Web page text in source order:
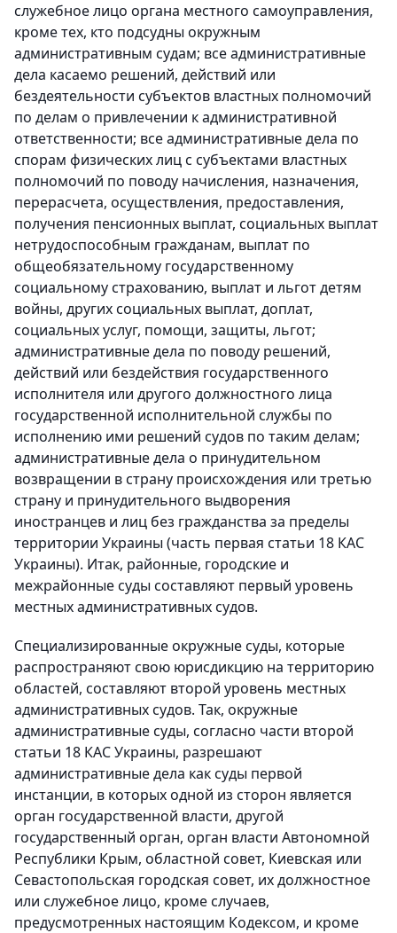
служебное лицо органа местного самоуправления,
кроме тех, кто подсудны окружным
административным судам; все административные
дела касаемо решений, действий или
бездеятельности субъектов властных полномочий
по делам о привлечении к административной
ответственности; все административные дела по
спорам физических лиц с субъектами властных
полномочий по поводу начисления, назначения,
перерасчета, осуществления, предоставления,
получения пенсионных выплат, социальных выплат
нетрудоспособным гражданам, выплат по
общеобязательному государственному
социальному страхованию, выплат и льгот детям
войны, других социальных выплат, доплат,
социальных услуг, помощи, защиты, льгот;
административные дела по поводу решений,
действий или бездействия государственного
исполнителя или другого должностного лица
государственной исполнительной службы по
исполнению ими решений судов по таким делам;
административные дела о принудительном
возвращении в страну происхождения или третью
страну и принудительного выдворения
иностранцев и лиц без гражданства за пределы
территории Украины (часть первая статьи 18 КАС
Украины). Итак, районные, городские и
межрайонные суды составляют первый уровень
местных административных судов.
Специализированные окружные суды, которые
распространяют свою юрисдикцию на территорию
областей, составляют второй уровень местных
административных судов. Так, окружные
административные суды, согласно части второй
статьи 18 КАС Украины, разрешают
административные дела как суды первой
инстанции, в которых одной из сторон является
орган государственной власти, другой
государственный орган, орган власти Автономной
Республики Крым, областной совет, Киевская или
Севастопольская городская совет, их должностное
или служебное лицо, кроме случаев,
предусмотренных настоящим Кодексом, и кроме